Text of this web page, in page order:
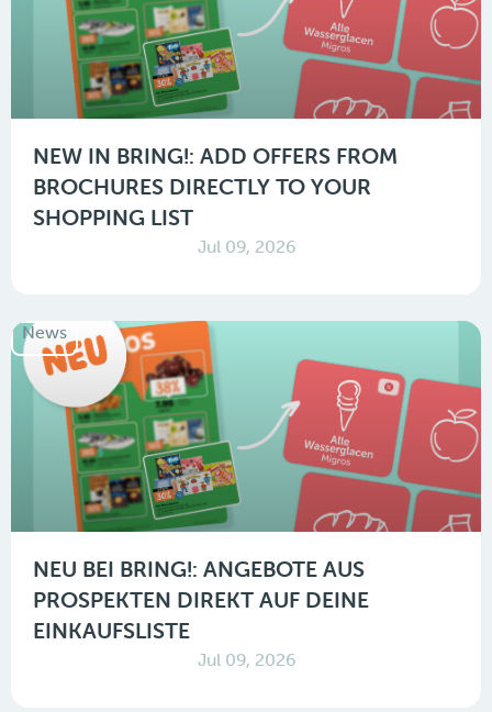
NEW IN BRING!: ADD OFFERS FROM
BROCHURES DIRECTLY TO YOUR
SHOPPING LIST
Jul 09, 2026
News
NEU BEI BRING!: ANGEBOTE AUS
PROSPEKTEN DIREKT AUF DEINE
EINKAUFSLISTE
Jul 09, 2026